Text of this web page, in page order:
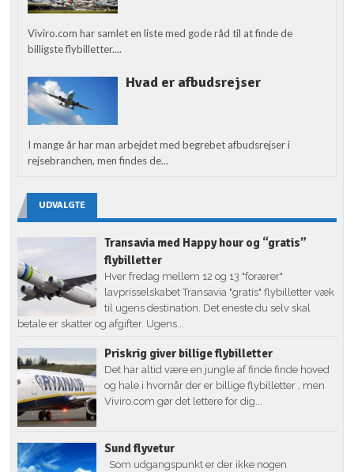
Viviro.com har samlet en liste med gode råd til at finde de
billigste flybilletter....
Hvad er afbudsrejser
I mange år har man arbejdet med begrebet afbudsrejser i
rejsebranchen, men findes de...
UDVALGTE
Transavia med Happy hour og “gratis”
flybilletter
Hver fredag mellem 12 og 13 "forærer"
lavprisselskabet Transavia "gratis" flybilletter væk
til ugens destination. Det eneste du selv skal
betale er skatter og afgifter. Ugens...
Priskrig giver billige flybilletter
Det har altid være en jungle af finde finde hoved
og hale i hvornår der er billige flybilletter , men
Viviro.com gør det lettere for dig...
Sund flyvetur
Som udgangspunkt er der ikke nogen